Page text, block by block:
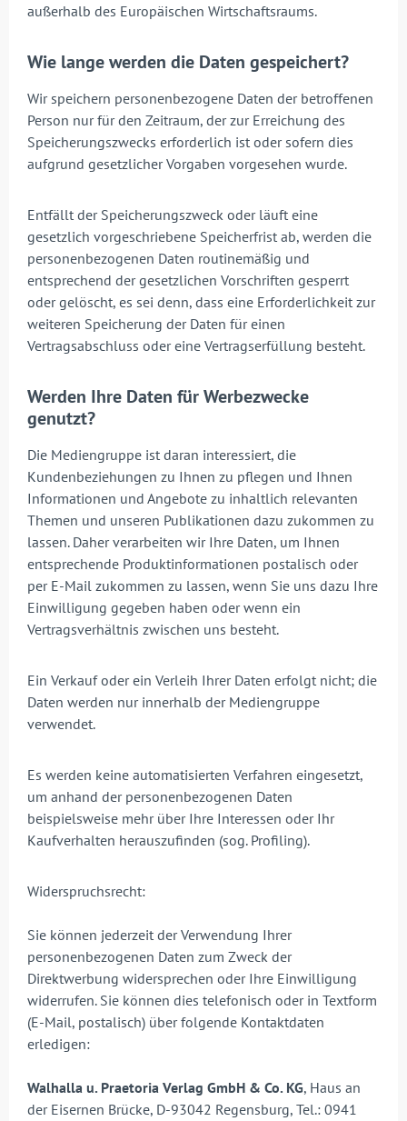
außerhalb des Europäischen Wirtschaftsraums.
Wie lange werden die Daten gespeichert?
Wir speichern personenbezogene Daten der betroffenen
Person nur für den Zeitraum, der zur Erreichung des
Speicherungszwecks erforderlich ist oder sofern dies
aufgrund gesetzlicher Vorgaben vorgesehen wurde.
Entfällt der Speicherungszweck oder läuft eine
gesetzlich vorgeschriebene Speicherfrist ab, werden die
personenbezogenen Daten routinemäßig und
entsprechend der gesetzlichen Vorschriften gesperrt
oder gelöscht, es sei denn, dass eine Erforderlichkeit zur
weiteren Speicherung der Daten für einen
Vertragsabschluss oder eine Vertragserfüllung besteht.
Werden Ihre Daten für Werbezwecke
genutzt?
Die Mediengruppe ist daran interessiert, die
Kundenbeziehungen zu Ihnen zu pflegen und Ihnen
Informationen und Angebote zu inhaltlich relevanten
Themen und unseren Publikationen dazu zukommen zu
lassen. Daher verarbeiten wir Ihre Daten, um Ihnen
entsprechende Produktinformationen postalisch oder
per E-Mail zukommen zu lassen, wenn Sie uns dazu Ihre
Einwilligung gegeben haben oder wenn ein
Vertragsverhältnis zwischen uns besteht.
Ein Verkauf oder ein Verleih Ihrer Daten erfolgt nicht; die
Daten werden nur innerhalb der Mediengruppe
verwendet.
Es werden keine automatisierten Verfahren eingesetzt,
um anhand der personenbezogenen Daten
beispielsweise mehr über Ihre Interessen oder Ihr
Kaufverhalten herauszufinden (sog. Profiling).
Widerspruchsrecht:
Sie können jederzeit der Verwendung Ihrer
personenbezogenen Daten zum Zweck der
Direktwerbung widersprechen oder Ihre Einwilligung
widerrufen. Sie können dies telefonisch oder in Textform
(E-Mail, postalisch) über folgende Kontaktdaten
erledigen:
Walhalla u. Praetoria Verlag GmbH & Co. KG, Haus an
der Eisernen Brücke, D-93042 Regensburg, Tel.: 0941